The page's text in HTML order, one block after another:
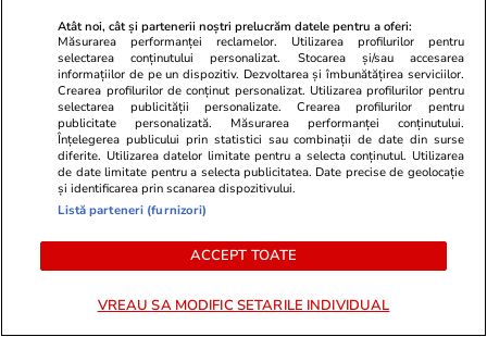
cel mult 4 ore pentru fiecare
navă
Știri România 18:42
Operațiunile de scufundare a
celor patru barje au fost
amânate pentru a doua zi
consecutiv. Acțiunea continuă
Atât noi, cât și partenerii noștri prelucrăm datele pentru a oferi:
Măsurarea performanței reclamelor. Utilizarea profilurilor pentru
selectarea conținutului personalizat. Stocarea și/sau accesarea
informațiilor de pe un dispozitiv. Dezvoltarea și îmbunătățirea serviciilor.
Crearea profilurilor de conținut personalizat. Utilizarea profilurilor pentru
selectarea publicității personalizate. Crearea profilurilor pentru
publicitate personalizată. Măsurarea performanței conținutului.
Înțelegerea publicului prin statistici sau combinații de date din surse
diferite. Utilizarea datelor limitate pentru a selecta conținutul. Utilizarea
de date limitate pentru a selecta publicitatea. Date precise de geolocație
și identificarea prin scanarea dispozitivului.
Listă parteneri (furnizori)
ACCEPT TOATE
VREAU SA MODIFIC SETARILE INDIVIDUAL